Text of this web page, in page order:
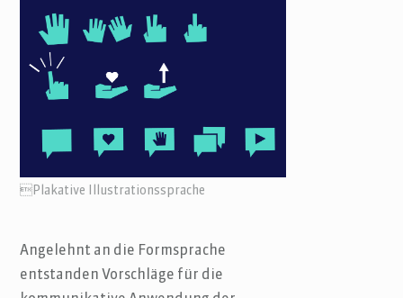
Plakative Illustrationssprache
Angelehnt an die Formsprache
entstanden Vorschläge für die